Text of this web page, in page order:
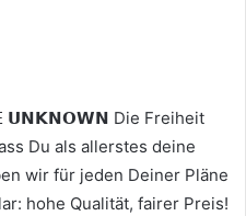
Die Freiheit
Du als allerstes deine
wir für jeden Deiner Pläne
hohe Qualität, fairer Preis!